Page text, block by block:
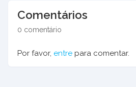
Comentários
0 comentário
Por favor, entre para comentar.